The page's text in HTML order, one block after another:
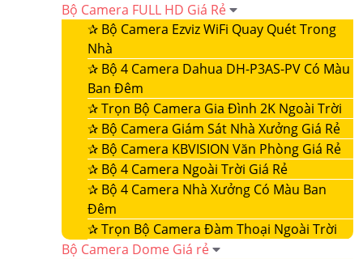
Bộ Camera FULL HD Giá Rẻ
✰ Bộ Camera Ezviz WiFi Quay Quét Trong
Nhà
✰ Bộ 4 Camera Dahua DH-P3AS-PV Có Màu
Ban Đêm
✰Trọn Bộ Camera Gia Đình 2K Ngoài Trời
✰ Bộ Camera Giám Sát Nhà Xưởng Giá Rẻ
✰ Bộ Camera KBVISION Văn Phòng Giá Rẻ
✰ Bộ 4 Camera Ngoài Trời Giá Rẻ
✰ Bộ 4 Camera Nhà Xưởng Có Màu Ban
Đêm
✰Trọn Bộ Camera Đàm Thoại Ngoài Trời
Bộ Camera Dome Giá rẻ